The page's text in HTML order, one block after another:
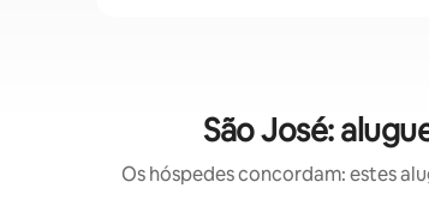
São José:
Os hóspedes concordam: estes